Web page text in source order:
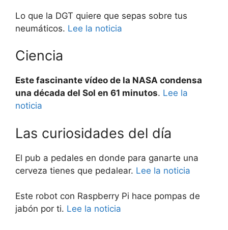
Lo que la DGT quiere que sepas sobre tus
neumáticos. Lee la noticia
Ciencia
Este fascinante vídeo de la NASA condensa
una década del Sol en 61 minutos. Lee la
noticia
Las curiosidades del día
El pub a pedales en donde para ganarte una
cerveza tienes que pedalear. Lee la noticia
Este robot con Raspberry Pi hace pompas de
jabón por ti. Lee la noticia